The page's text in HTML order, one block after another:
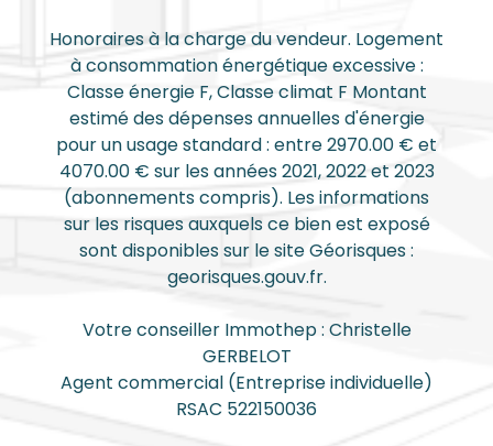
Honoraires à la charge du vendeur. Logement
à consommation énergétique excessive :
Classe énergie F, Classe climat F Montant
estimé des dépenses annuelles d'énergie
pour un usage standard : entre 2970.00 € et
4070.00 € sur les années 2021, 2022 et 2023
(abonnements compris). Les informations
sur les risques auxquels ce bien est exposé
sont disponibles sur le site Géorisques :
georisques.gouv.fr.
Votre conseiller Immothep : Christelle
GERBELOT
Agent commercial (Entreprise individuelle)
RSAC 522150036